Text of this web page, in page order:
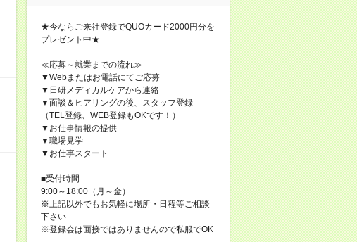
★今ならご来社登録でQUOカード2000円分を
プレゼント中★
≪応募～就業までの流れ≫
▼Webまたはお電話にてご応募
▼日研メディカルケアから連絡
▼面談＆ヒアリングの後、スタッフ登録
（TEL登録、WEB登録もOKです！）
▼お仕事情報の提供
▼職場見学
▼お仕事スタート
■受付時間
9:00～18:00（月～金）
※上記以外でもお気軽に場所・日程等ご相談
下さい
※登録会は面接ではありませんので私服でOK